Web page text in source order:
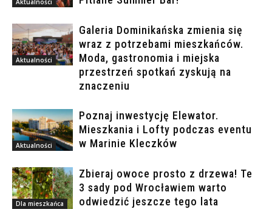
Aktualności
Aktualności
Galeria Dominikańska zmienia się
wraz z potrzebami mieszkańców.
Moda, gastronomia i miejska
przestrzeń spotkań zyskują na
znaczeniu
Aktualności
Poznaj inwestycję Elewator.
Mieszkania i Lofty podczas eventu
w Marinie Kleczków
Dla mieszkańca
Zbieraj owoce prosto z drzewa! Te
3 sady pod Wrocławiem warto
odwiedzić jeszcze tego lata